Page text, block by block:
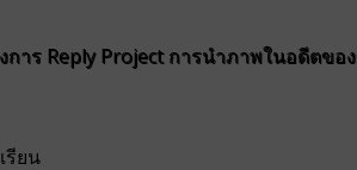
การ Reply Project การนำภาพในอดีตข